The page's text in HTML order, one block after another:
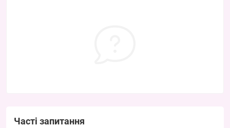
Часті запитання